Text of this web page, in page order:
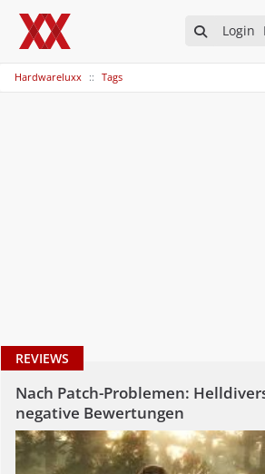
Login
Hardwareluxx Tags
REVIEWS
Nach Patch-Problemen:
negative Bewertungen